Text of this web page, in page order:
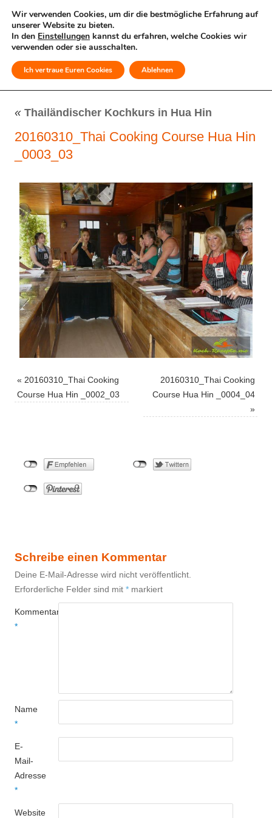
MENÜ
« Thailändischer Kochkurs in Hua Hin
20160310_Thai Cooking Course Hua Hin
_0003_03
« 20160310_Thai Cooking
Course Hua Hin _0002_03
20160310_Thai Cooking
Course Hua Hin _0004_04
»
Schreibe einen Kommentar
Deine E-Mail-Adresse wird nicht veröffentlicht.
Erforderliche Felder sind mit * markiert
Kommentar
*
Name
*
E-
Mail-
Adresse
*
Website
Wir verwenden Cookies, um dir die bestmögliche Erfahrung auf
unserer Website zu bieten.
In den Einstellungen kannst du erfahren, welche Cookies wir
verwenden oder sie ausschalten.
Ich vertraue Euren Cookies Ablehnen